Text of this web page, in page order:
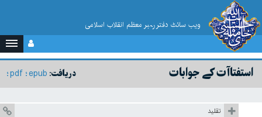
ویب سائٹ دفتر رہبر معظم انقلاب اسلامی
دریافت: epub
pdf استفتاآت کے جوابات
تقلید